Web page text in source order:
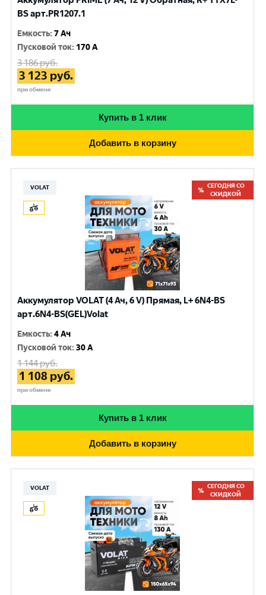
BS арт.PR1207.1
Емкость:7 Ач
Пусковой ток: 170 A
3 186руб.
3 123 руб.
при обмене
Купить в 1 клик
Добавить в корзину
VOLAT
СЕГОДНЯ СО
СКИДКОЙ
Аккумулятор VOLAT (4 Ач, 6 V) Прямая, L+ 6N4-BS
арт.6N4-BS(GEL)Volat
Емкость:4 Ач
Пусковой ток:30 A
1 144руб.
1 108 руб.
при обмене
Купить в 1 клик
Добавить в корзину
VOLAT
СЕГОДНЯ СО
СКИДКОЙ